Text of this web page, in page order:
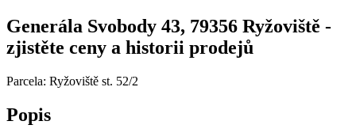
Generála Svobody 43, 79356 Ryžoviště -
zjistěte ceny a historii prodejů
Parcela: Ryžoviště st. 52/2
Popis